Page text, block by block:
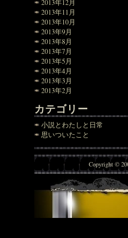
2013年12月
2013年11月
2013年10月
2013年9月
2013年8月
2013年7月
2013年5月
2013年4月
2013年3月
2013年2月
カテゴリー
小説とわたしと日常
思いついたこと
Copyright ©